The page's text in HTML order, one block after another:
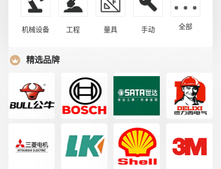
机械设备 工程 量具 手动 全部
精选品牌